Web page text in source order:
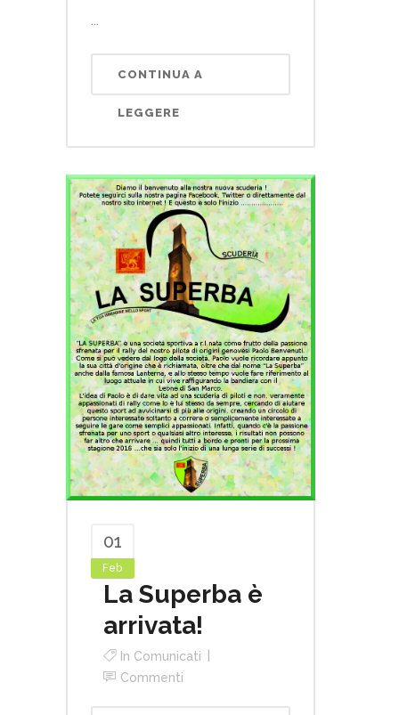
...
CONTINUA A
LEGGERE
01
Feb
La Superba è
arrivata!
In Comunicati
Commenti